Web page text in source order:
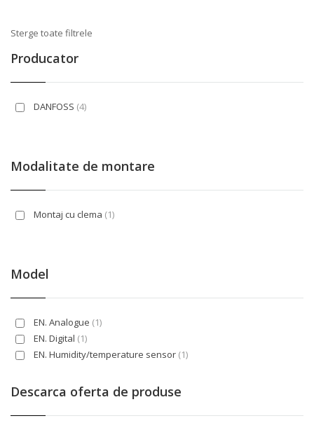
Sterge toate filtrele
Producator
DANFOSS (4)
Modalitate de montare
Montaj cu clema (1)
Model
EN. Analogue (1)
EN. Digital (1)
EN. Humidity/temperature sensor (1)
Descarca oferta de produse